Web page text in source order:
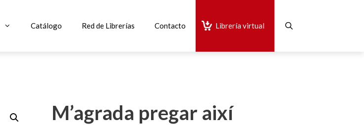
Catálogo Red de Librerías Contacto Librería virtual
M’agrada pregar així